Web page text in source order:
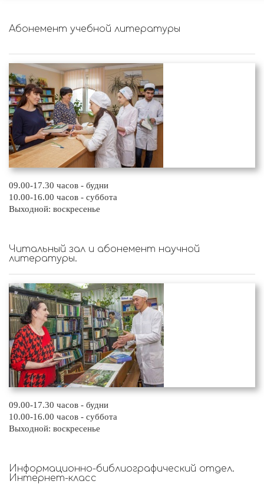
Абонемент учебной литературы
09.00-17.30 часов - будни
10.00-16.00 часов - суббота
Выходной: воскресенье
Читальный зал и абонемент научной
литературы.
09.00-17.30 часов - будни
10.00-16.00 часов - суббота
Выходной: воскресенье
Информационно-библиографический отдел.
Интернет-класс